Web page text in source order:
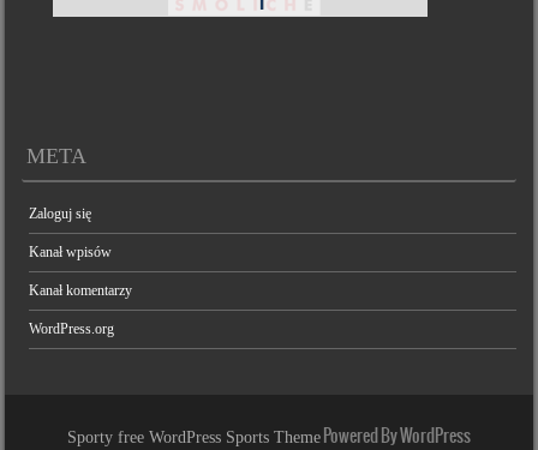
META
Zaloguj się
Kanał wpisów
Kanał komentarzy
WordPress.org
Sporty free WordPress Sports Theme Powered By WordPress